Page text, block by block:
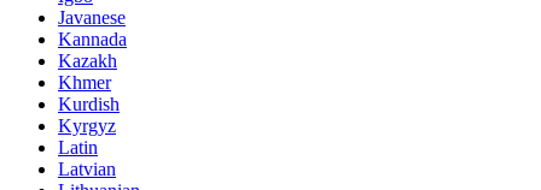
Javanese
Kannada
Kazakh
Khmer
Kurdish
Kyrgyz
Latin
Latvian